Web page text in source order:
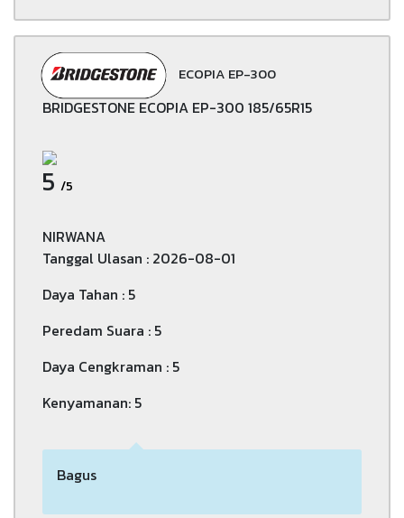
ECOPIA EP-300
BRIDGESTONE ECOPIA EP-300 185/65R15
5 /5
NIRWANA
Tanggal Ulasan : 2026-08-01
Daya Tahan : 5
Peredam Suara : 5
Daya Cengkraman : 5
Kenyamanan: 5
Bagus